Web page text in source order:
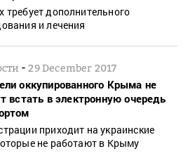
дополнительного
и лечения
-29 December 2017
оккупированного Крыма не
встать в электронную очередь
приходит на украинские
не работают в Крыму